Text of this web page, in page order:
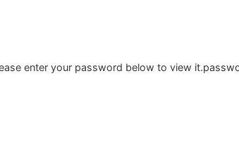
enter your password below to view